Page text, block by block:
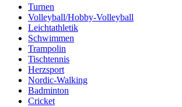
Turnen
Volleyball/Hobby-Volleyball
Leichtathletik
Schwimmen
Trampolin
Tischtennis
Herzsport
Nordic-Walking
Badminton
Cricket